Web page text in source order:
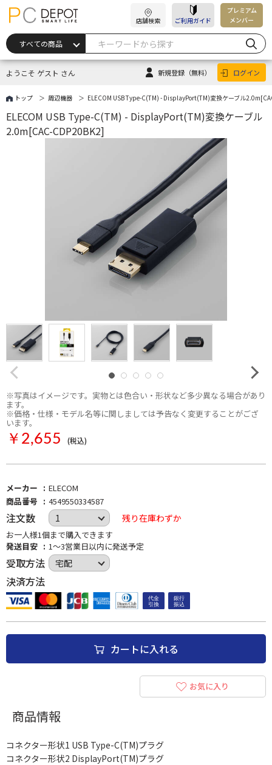
店舗検索 ご利用ガイド
プレミアム
メンバー
ようこそ ゲスト さん 新規登録 （無料） ログイン
トップ 周辺機器 ELECOM USB Type-C(TM) - DisplayPort(TM)変換ケーブル
※写真はイメージです。実物とは色合い・形状など多少異なる場合があり
ます。
※価格・仕様・モデル名等に関しましては予告なく変更することがござ
います。
ELECOM USB Type-C(TM) - DisplayPort(TM)変換ケーブル
2.0m[CAC-CDP20BK2]
￥2,655 (税込)
メーカー
ELECOM
商品番号
4549550334587
注文数 残り在庫わずか
お一人様1個まで購入できます
発送目安
1～3営業日以内に発送予定
受取方法
決済方法
カートに入れる
お気に入り
商品情報
コネクター形状1 USB Type-C(TM)プラグ
コネクター形状2 DisplayPort(TM)プラグ